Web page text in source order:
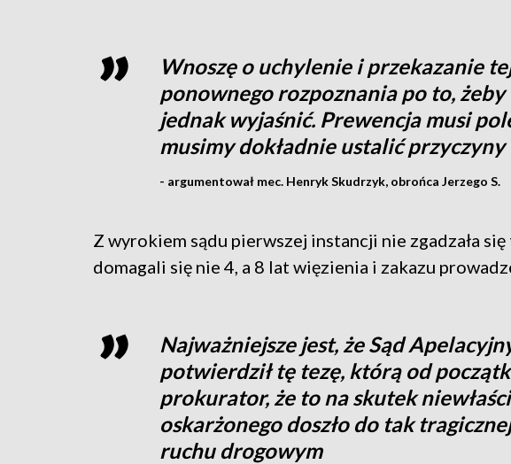
Wnoszę o uchylenie i przekazanie
ponownego rozpoznania po to,
jednak wyjaśnić. Prewencja musi
musimy dokładnie ustalić
- argumentował mec. Henryk Skudrzyk, obrońca Jerzego S.
Z wyrokiem sądu pierwszej instancji nie zgadzała
domagali się nie 4, a 8 lat więzienia i zakazu
Najważniejsze jest, że Sąd
potwierdził tę tezę, którą od
prokurator, że to na skutek
oskarżonego doszło do tak
ruchu drogowym